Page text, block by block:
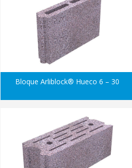
Bloque Arliblock® Hueco 6 – 30